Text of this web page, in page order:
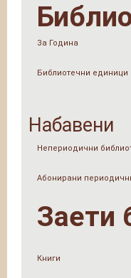
За Година
Библиотечни единици
Набавени
Непериодични
Абонирани
Заети
Книги